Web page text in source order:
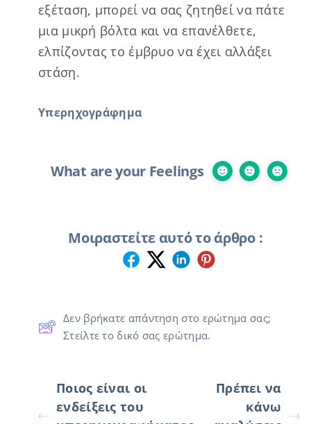
εξέταση, μπορεί να σας ζητηθεί να πάτε
μια μικρή βόλτα και να επανέλθετε,
ελπίζοντας το έμβρυο να έχει αλλάξει
στάση.
Υπερηχογράφημα
What are your Feelings
Μοιραστείτε αυτό το άρθρο :
Δεν βρήκατε απάντηση στο ερώτημα σας;
Στείλτε το δικό σας ερώτημα.
Ποιος είναι οι
ενδείξεις του
Πρέπει να
κάνω